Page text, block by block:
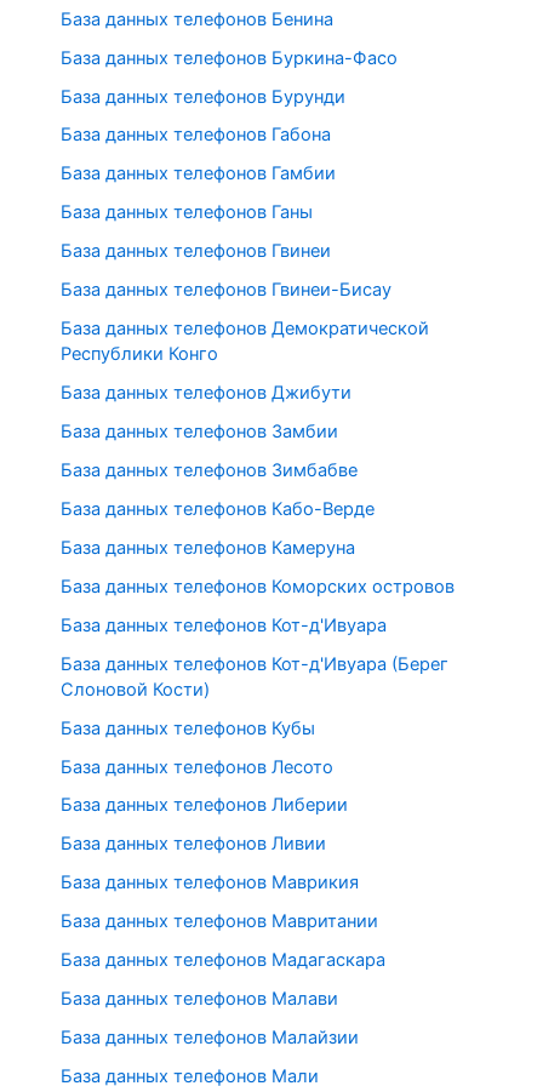
База данных телефонов Бенина
База данных телефонов Буркина-Фасо
База данных телефонов Бурунди
База данных телефонов Габона
База данных телефонов Гамбии
База данных телефонов Ганы
База данных телефонов Гвинеи
База данных телефонов Гвинеи-Бисау
База данных телефонов Демократической
Республики Конго
База данных телефонов Джибути
База данных телефонов Замбии
База данных телефонов Зимбабве
База данных телефонов Кабо-Верде
База данных телефонов Камеруна
База данных телефонов Коморских островов
База данных телефонов Кот-д'Ивуара
База данных телефонов Кот-д'Ивуара (Берег
Слоновой Кости)
База данных телефонов Кубы
База данных телефонов Лесото
База данных телефонов Либерии
База данных телефонов Ливии
База данных телефонов Маврикия
База данных телефонов Мавритании
База данных телефонов Мадагаскара
База данных телефонов Малави
База данных телефонов Малайзии
База данных телефонов Мали